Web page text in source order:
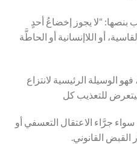
بنصها: “لا يجوز إخضاعُ أحدٍ
أو اللاإنسانية أو الحاطَّة
الوسيلة الرئيسية لانتزاع
فيتعرض للتعذيب كل
جرَّاء الاعتقال التعسفي أو
القانوني.